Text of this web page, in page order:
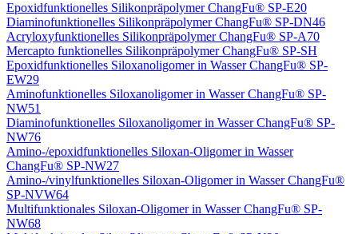
Epoxidfunktionelles Silikonpräpolymer ChangFu® SP-E20
Diaminofunktionelles Silikonpräpolymer ChangFu® SP-DN46
Acryloxyfunktionelles Silikonpräpolymer ChangFu® SP-A70
Mercapto funktionelles Silikonpräpolymer ChangFu® SP-SH
Epoxidfunktionelles Siloxanoligomer in Wasser ChangFu® SP-
EW29
Aminofunktionelles Siloxanoligomer in Wasser ChangFu® SP-
NW51
Diaminofunktionelles Siloxanoligomer in Wasser ChangFu® SP-
NW76
Amino-/epoxidfunktionelles Siloxan-Oligomer in Wasser
ChangFu® SP-NW27
Amino-/vinylfunktionelles Siloxan-Oligomer in Wasser ChangFu®
SP-NVW64
Multifunktionales Siloxan-Oligomer in Wasser ChangFu® SP-
NW68